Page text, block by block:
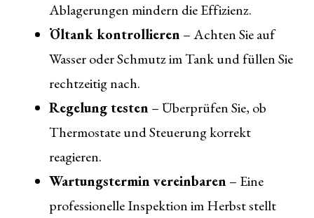
Ablagerungen mindern die Effizienz.
Öltank kontrollieren – Achten Sie auf
Wasser oder Schmutz im Tank und füllen Sie
rechtzeitig nach.
Regelung testen – Überprüfen Sie, ob
Thermostate und Steuerung korrekt
reagieren.
Wartungstermin vereinbaren – Eine
professionelle Inspektion im Herbst stellt